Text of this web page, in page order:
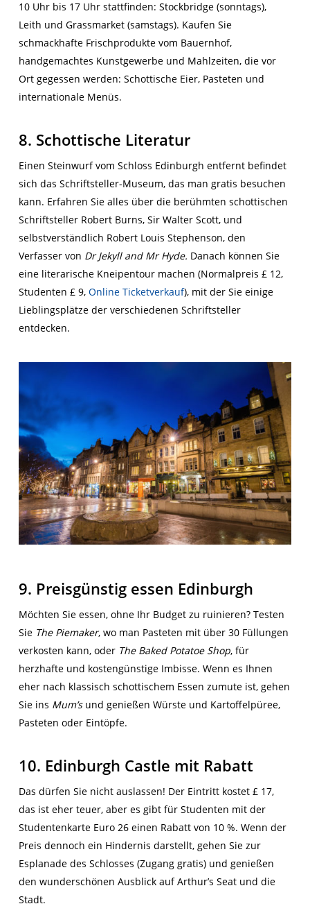
10 Uhr bis 17 Uhr stattfinden: Stockbridge (sonntags),
Leith und Grassmarket (samstags). Kaufen Sie
schmackhafte Frischprodukte vom Bauernhof,
handgemachtes Kunstgewerbe und Mahlzeiten, die vor
Ort gegessen werden: Schottische Eier, Pasteten und
internationale Menüs.
8. Schottische Literatur
Einen Steinwurf vom Schloss Edinburgh entfernt befindet
sich das Schriftsteller-Museum, das man gratis besuchen
kann. Erfahren Sie alles über die berühmten schottischen
Schriftsteller Robert Burns, Sir Walter Scott, und
selbstverständlich Robert Louis Stephenson, den
Verfasser von Dr Jekyll and Mr Hyde. Danach können Sie
eine literarische Kneipentour machen (Normalpreis £ 12,
Studenten £ 9, Online Ticketverkauf), mit der Sie einige
Lieblingsplätze der verschiedenen Schriftsteller
entdecken.
9. Preisgünstig essen Edinburgh
Möchten Sie essen, ohne Ihr Budget zu ruinieren? Testen
Sie The Piemaker, wo man Pasteten mit über 30 Füllungen
verkosten kann, oder The Baked Potatoe Shop, für
herzhafte und kostengünstige Imbisse. Wenn es Ihnen
eher nach klassisch schottischem Essen zumute ist, gehen
Sie ins Mum’sund genießen Würste und Kartoffelpüree,
Pasteten oder Eintöpfe.
10. Edinburgh Castle mit Rabatt
Das dürfen Sie nicht auslassen! Der Eintritt kostet £ 17,
das ist eher teuer, aber es gibt für Studenten mit der
Studentenkarte Euro 26 einen Rabatt von 10 %. Wenn der
Preis dennoch ein Hindernis darstellt, gehen Sie zur
Esplanade des Schlosses (Zugang gratis) und genießen
den wunderschönen Ausblick auf Arthur’s Seat und die
Stadt.